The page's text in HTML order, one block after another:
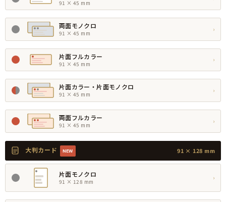
91 × 45 mm
両面モノクロ
91 × 45 mm
›
片面フルカラー
91 × 45 mm
›
片面カラー・片面モノクロ
91 × 45 mm
›
両面フルカラー
91 × 45 mm
›
大判カード NEW 91 × 128 mm
片面モノクロ
91 × 128 mm
›